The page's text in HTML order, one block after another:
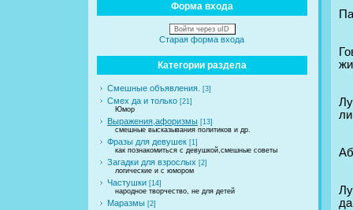
Форма входа
Войти через uID
Старая форма входа
Категории раздела
Смешные объявления. [3]
Смех да и только [21]
Юмор
Выражения,афоризмы [13]
смешные высказывания политиков и др.
Фразы для девушек [1]
как познакомиться с девушкой,смешные советы
Загадки для взрослых [2]
логические и с юмором
Частушки [14]
народное творчество, не для детей
Маразмы [2]